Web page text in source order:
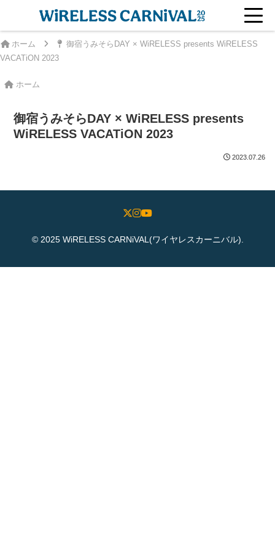
ホーム
御宿うみそらDAY × WiRELESS presents WiRELESS
VACATiON 2023
ホーム
御宿うみそらDAY × WiRELESS presents
WiRELESS VACATiON 2023
2023.07.26
© 2025 WiRELESS CARNiVAL(ワイヤレスカーニバル).